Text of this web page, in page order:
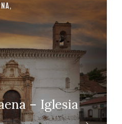
,
– Iglesia